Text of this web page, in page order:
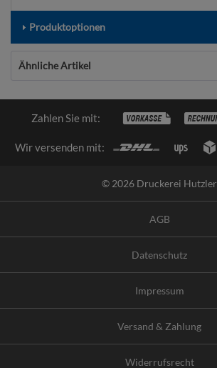
Produktoptionen
Ähnliche Artikel
Zahlen Sie mit:
Wir versenden mit:
© 2026 Druckerei Hutzler
AGB
Datenschutz
Impressum
Versand & Zahlung
Widerrufsrecht